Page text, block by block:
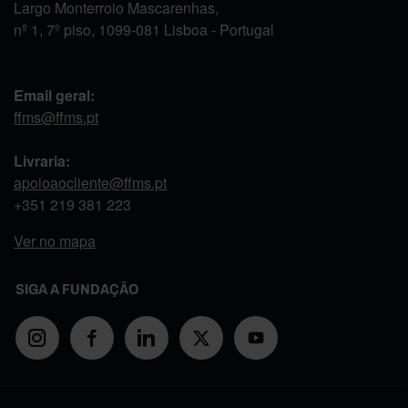
Largo Monterroio Mascarenhas,
nº 1, 7º piso, 1099-081 Lisboa - Portugal
Email geral:
ffms@ffms.pt
Livraria:
apoioaocliente@ffms.pt
+351 219 381 223
Ver no mapa
SIGA A FUNDAÇÃO